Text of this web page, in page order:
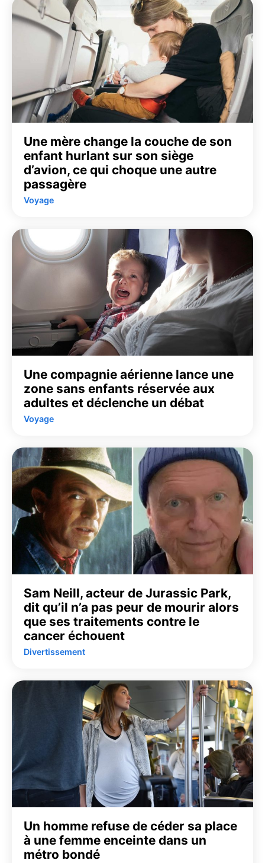
Une mère change la couche de son
enfant hurlant sur son siège
d’avion, ce qui choque une autre
passagère
Voyage
Une compagnie aérienne lance une
zone sans enfants réservée aux
adultes et déclenche un débat
Voyage
Sam Neill, acteur de Jurassic Park,
dit qu’il n’a pas peur de mourir alors
que ses traitements contre le
cancer échouent
Divertissement
Un homme refuse de céder sa place
à une femme enceinte dans un
métro bondé